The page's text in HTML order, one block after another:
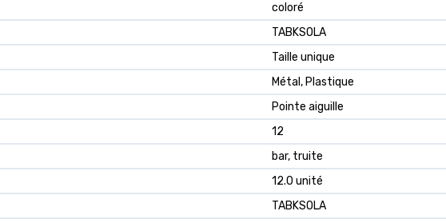
coloré
TABKSOLA
Taille unique
Métal, Plastique
Pointe aiguille
12
bar, truite
12.0 unité
TABKSOLA